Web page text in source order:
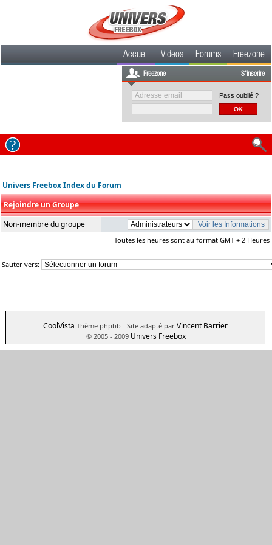
Accueil Videos Forums Freezone
Freezone S'inscrire
Pass oublié ?
Univers Freebox Index du Forum
Rejoindre un Groupe
Non-membre du groupe
Toutes les heures sont au format GMT + 2 Heures
Sauter vers:
CoolVista Thème phpbb - Site adapté par Vincent Barrier
© 2005 - 2009 Univers Freebox